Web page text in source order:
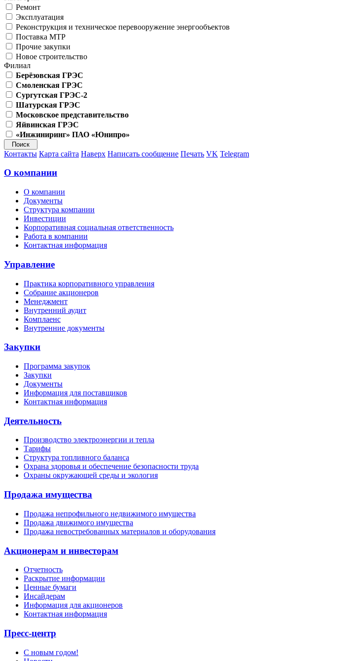
Ремонт
Эксплуатация
Реконструкция и техническое перевооружение энергообъектов
Поставка МТР
Прочие закупки
Новое строительство
Филиал
Берёзовская ГРЭС
Смоленская ГРЭС
Сургутская ГРЭС-2
Шатурская ГРЭС
Московское представительство
Яйвинская ГРЭС
«Инжиниринг» ПАО «Юнипро»
Контакты Карта сайта Наверх Написать сообщение Печать VK Telegram
О компании
О компании
Документы
Структура компании
Инвестиции
Корпоративная социальная ответственность
Работа в компании
Контактная информация
Управление
Практика корпоративного управления
Собрание акционеров
Менеджмент
Внутренний аудит
Комплаенс
Внутренние документы
Закупки
Программа закупок
Закупки
Документы
Информация для поставщиков
Контактная информация
Деятельность
Производство электроэнергии и тепла
Тарифы
Структура топливного баланса
Охрана здоровья и обеспечение безопасности труда
Охраны окружающей среды и экология
Продажа имущества
Продажа непрофильного недвижимого имущества
Продажа движимого имущества
Продажа невостребованных материалов и оборудования
Акционерам и инвесторам
Отчетность
Раскрытие информации
Ценные бумаги
Инсайдерам
Информация для акционеров
Контактная информация
Пресс-центр
С новым годом!